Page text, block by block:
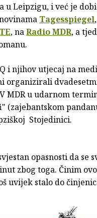
u Leipzigu, i već je
Tagesspiegel
, naRadio MDR, a
i njihov utjecaj na
organizirali
MDR u udarnom
(zajebantskom
Stojedinici.
opasnosti da se
zbog toga. Činim
uvijek stalo do